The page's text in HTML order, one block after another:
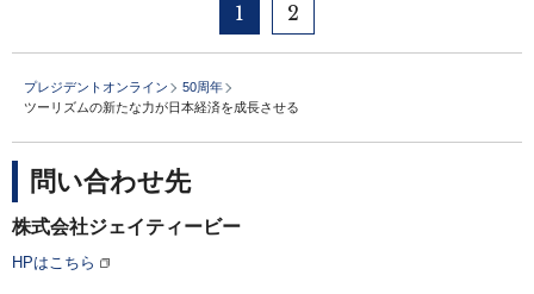
1 2
プレジデントオンライン
50周年
ツーリズムの新たな力が日本経済を成長させる
問い合わせ先
株式会社ジェイティービー
HPはこちら